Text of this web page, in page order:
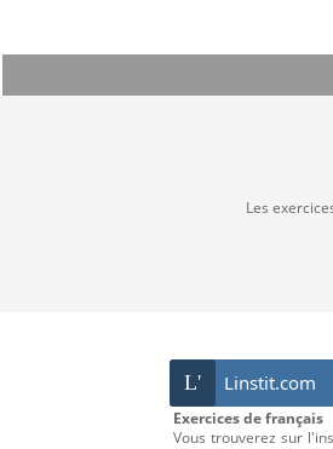
Les
L' Linstit.com
Exercices de français
Vous trouverez sur